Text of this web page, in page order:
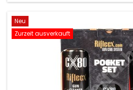
Neu
Zurzeit ausverkauft